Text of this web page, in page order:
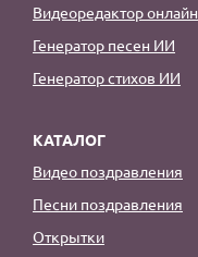
Видеоредактор онлайн
Генератор песен ИИ
Генератор стихов ИИ
КАТАЛОГ
Видео поздравления
Песни поздравления
Открытки